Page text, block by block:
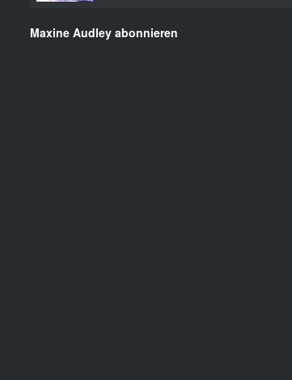
Maxine Audley abonnieren